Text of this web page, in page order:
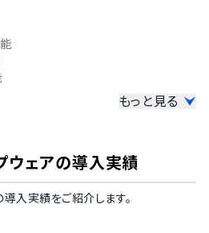
イズ対応
もっと見る
ェアの導入実績
導入実績をご紹介します。